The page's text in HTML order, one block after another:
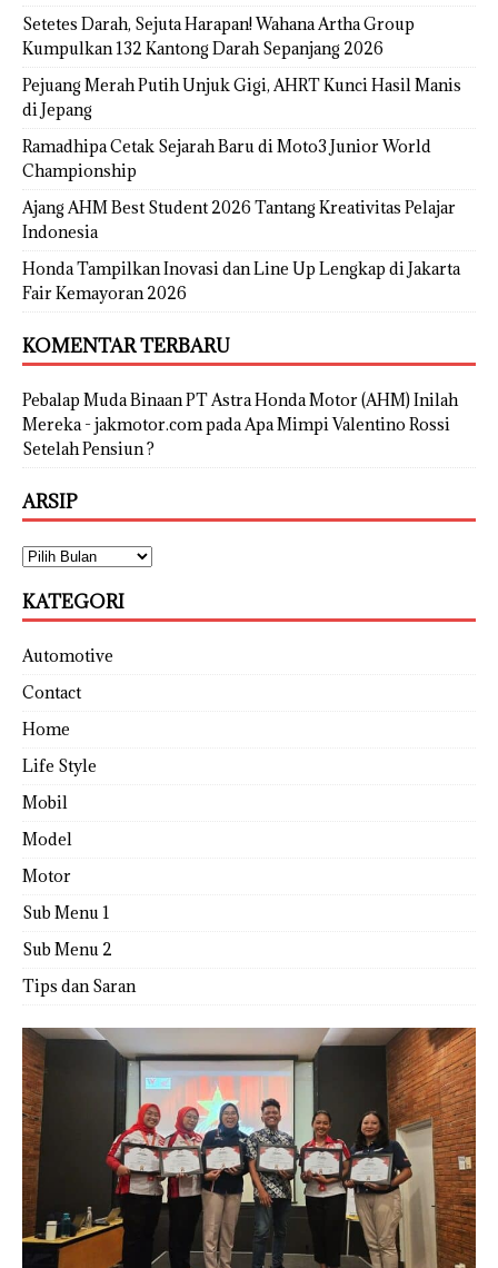
Setetes Darah, Sejuta Harapan! Wahana Artha Group
Kumpulkan 132 Kantong Darah Sepanjang 2026
Pejuang Merah Putih Unjuk Gigi, AHRT Kunci Hasil Manis
di Jepang
Ramadhipa Cetak Sejarah Baru di Moto3 Junior World
Championship
Ajang AHM Best Student 2026 Tantang Kreativitas Pelajar
Indonesia
Honda Tampilkan Inovasi dan Line Up Lengkap di Jakarta
Fair Kemayoran 2026
KOMENTAR TERBARU
Pebalap Muda Binaan PT Astra Honda Motor (AHM) Inilah
Mereka - jakmotor.compada Apa Mimpi Valentino Rossi
Setelah Pensiun ?
ARSIP
KATEGORI
Automotive
Contact
Home
Life Style
Mobil
Model
Motor
Sub Menu 1
Sub Menu 2
Tips dan Saran